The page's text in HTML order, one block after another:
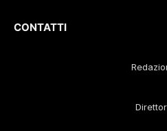
CONTATTI